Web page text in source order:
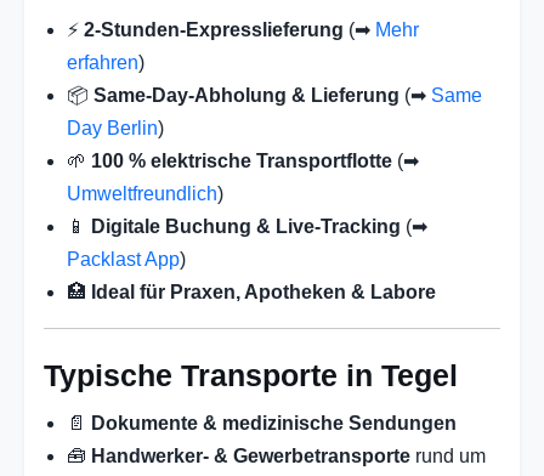
⚡2-Stunden-Expresslieferung (➡ Mehr
erfahren)
📦Same-Day-Abholung & Lieferung (➡ Same
Day Berlin)
🌱 100 % elektrische Transportflotte (➡
Umweltfreundlich)
📱
Digitale Buchung & Live-Tracking (➡
Packlast App)
🏥 Ideal für Praxen, Apotheken & Labore
Typische Transporte in Tegel
📄
Dokumente & medizinische Sendungen
🧰 Handwerker- & Gewerbetransporte rund um